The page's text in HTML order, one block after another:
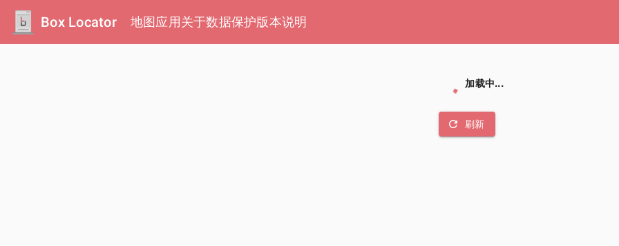
Box Locator 地图应用关于数据保护版本说明
加载中...
refresh 刷新